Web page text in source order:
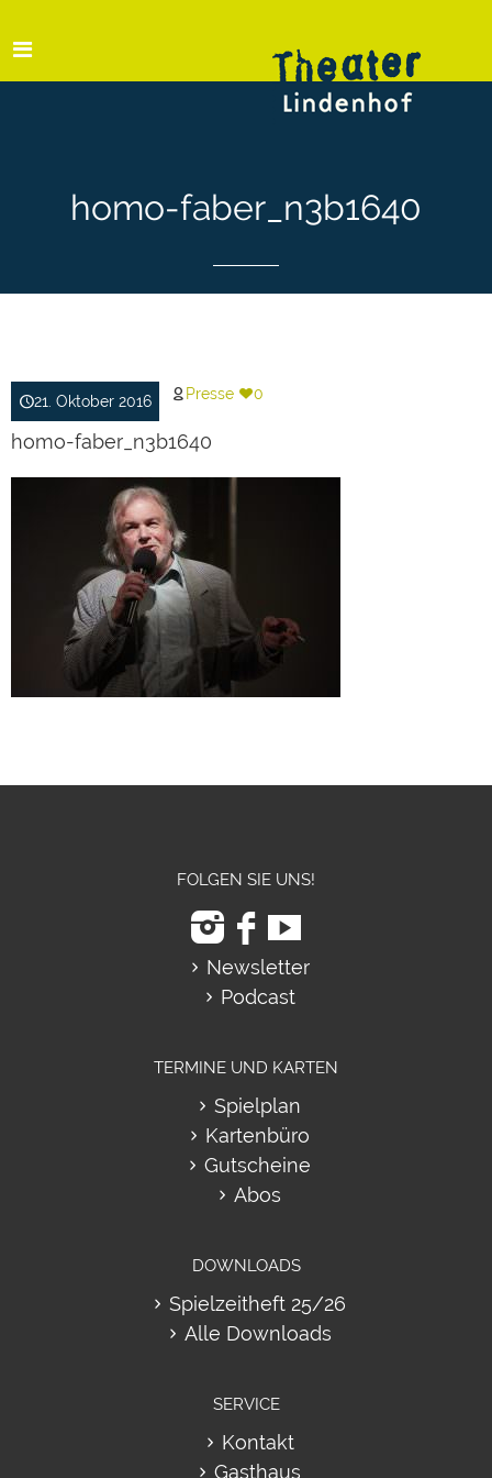
homo-faber_n3b1640
21. Oktober 2016 Presse 0
homo-faber_n3b1640
FOLGEN SIE UNS!
Newsletter
Podcast
TERMINE UND KARTEN
Spielplan
Kartenbüro
Gutscheine
Abos
DOWNLOADS
Spielzeitheft 25/26
Alle Downloads
SERVICE
Kontakt
Gasthaus